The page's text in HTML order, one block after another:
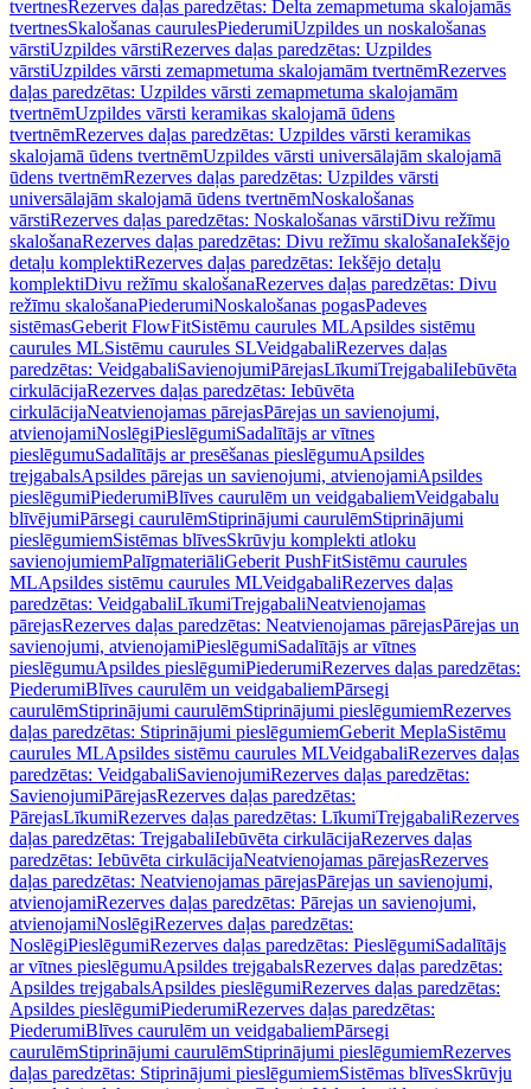
tvertnesRezerves daļas paredzētas: Delta zemapmetuma skalojamās
tvertnesSkalošanas caurulesPiederumiUzpildes un noskalošanas
vārstiUzpildes vārstiRezerves daļas paredzētas: Uzpildes
vārstiUzpildes vārsti zemapmetuma skalojamām tvertnēmRezerves
daļas paredzētas: Uzpildes vārsti zemapmetuma skalojamām
tvertnēmUzpildes vārsti keramikas skalojamā ūdens
tvertnēmRezerves daļas paredzētas: Uzpildes vārsti keramikas
skalojamā ūdens tvertnēmUzpildes vārsti universālajām skalojamā
ūdens tvertnēmRezerves daļas paredzētas: Uzpildes vārsti
universālajām skalojamā ūdens tvertnēmNoskalošanas
vārstiRezerves daļas paredzētas: Noskalošanas vārstiDivu režīmu
skalošanaRezerves daļas paredzētas: Divu režīmu skalošanaIekšējo
detaļu komplektiRezerves daļas paredzētas: Iekšējo detaļu
komplektiDivu režīmu skalošanaRezerves daļas paredzētas: Divu
režīmu skalošanaPiederumiNoskalošanas pogasPadeves
sistēmasGeberit FlowFitSistēmu caurules MLApsildes sistēmu
caurules MLSistēmu caurules SLVeidgabaliRezerves daļas
paredzētas: VeidgabaliSavienojumiPārejasLīkumiTrejgabaliIebūvēta
cirkulācijaRezerves daļas paredzētas: Iebūvēta
cirkulācijaNeatvienojamas pārejasPārejas un savienojumi,
atvienojamiNoslēgiPieslēgumiSadalītājs ar vītnes
pieslēgumuSadalītājs ar presēšanas pieslēgumuApsildes
trejgabalsApsildes pārejas un savienojumi, atvienojamiApsildes
pieslēgumiPiederumiBlīves caurulēm un veidgabaliemVeidgabalu
blīvējumiPārsegi caurulēmStiprinājumi caurulēmStiprinājumi
pieslēgumiemSistēmas blīvesSkrūvju komplekti atloku
savienojumiemPalīgmateriāliGeberit PushFitSistēmu caurules
MLApsildes sistēmu caurules MLVeidgabaliRezerves daļas
paredzētas: VeidgabaliLīkumiTrejgabaliNeatvienojamas
pārejasRezerves daļas paredzētas: Neatvienojamas pārejasPārejas un
savienojumi, atvienojamiPieslēgumiSadalītājs ar vītnes
pieslēgumuApsildes pieslēgumiPiederumiRezerves daļas paredzētas:
PiederumiBlīves caurulēm un veidgabaliemPārsegi
caurulēmStiprinājumi caurulēmStiprinājumi pieslēgumiemRezerves
daļas paredzētas: Stiprinājumi pieslēgumiemGeberit MeplaSistēmu
caurules MLApsildes sistēmu caurules MLVeidgabaliRezerves daļas
paredzētas: VeidgabaliSavienojumiRezerves daļas paredzētas:
SavienojumiPārejasRezerves daļas paredzētas:
PārejasLīkumiRezerves daļas paredzētas: LīkumiTrejgabaliRezerves
daļas paredzētas: TrejgabaliIebūvēta cirkulācijaRezerves daļas
paredzētas: Iebūvēta cirkulācijaNeatvienojamas pārejasRezerves
daļas paredzētas: Neatvienojamas pārejasPārejas un savienojumi,
atvienojamiRezerves daļas paredzētas: Pārejas un savienojumi,
atvienojamiNoslēgiRezerves daļas paredzētas:
NoslēgiPieslēgumiRezerves daļas paredzētas: PieslēgumiSadalītājs
ar vītnes pieslēgumuApsildes trejgabalsRezerves daļas paredzētas:
Apsildes trejgabalsApsildes pieslēgumiRezerves daļas paredzētas:
Apsildes pieslēgumiPiederumiRezerves daļas paredzētas:
PiederumiBlīves caurulēm un veidgabaliemPārsegi
caurulēmStiprinājumi caurulēmStiprinājumi pieslēgumiemRezerves
daļas paredzētas: Stiprinājumi pieslēgumiemSistēmas blīvesSkrūvju